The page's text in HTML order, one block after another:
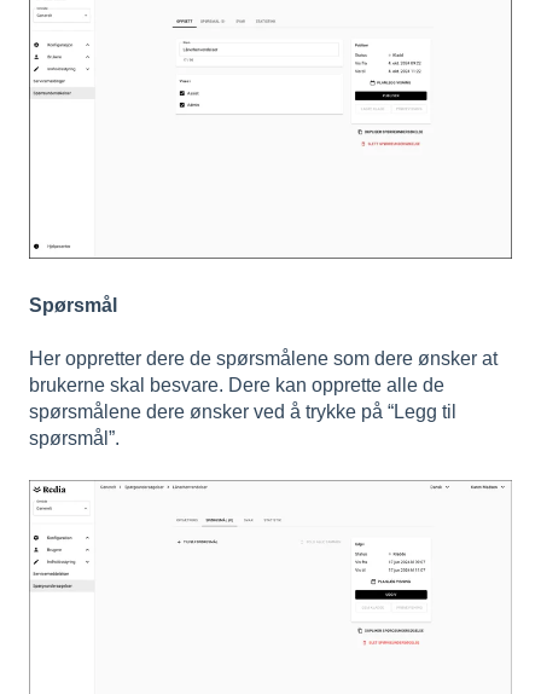
Spørsmål
Her oppretter dere de spørsmålene som dere ønsker at
brukerne skal besvare. Dere kan opprette alle de
spørsmålene dere ønsker ved å trykke på “Legg til
spørsmål”.